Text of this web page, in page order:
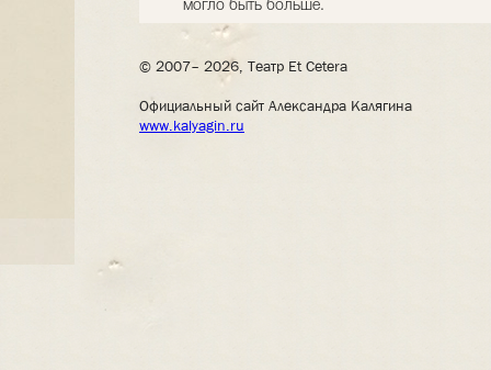
могло быть больше.
© 2007– 2026, Театр Et Cetera
Официальный сайт Александра Калягина
www.kalyagin.ru